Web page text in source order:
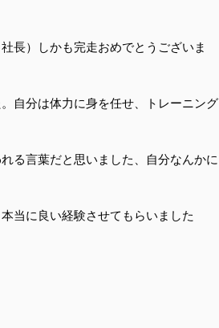
長）しかも完走おめでとうございま
自分は体力に身を任せ、トレーニング
る言葉だと思いました、自分なんかに
当に良い経験させてもらいました